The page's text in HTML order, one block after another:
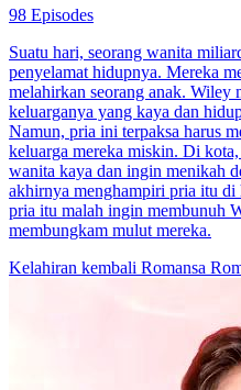
98 Episodes
Suatu hari, seorang wanita
penyelamat hidupnya. Mereka
melahirkan seorang anak. Wiley
keluarganya yang kaya dan
Namun, pria ini terpaksa harus
keluarga mereka miskin. Di
wanita kaya dan ingin menikah
akhirnya menghampiri pria itu di
pria itu malah ingin membunuh
membungkam mulut mereka.
Kelahiran kembali Romansa